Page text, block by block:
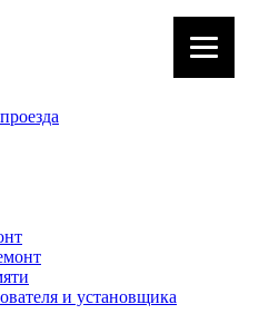
и установщика